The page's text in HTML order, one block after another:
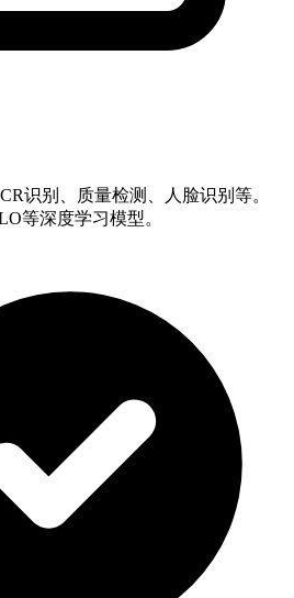
识别、质量检测、人脸识别等。
等深度学习模型。